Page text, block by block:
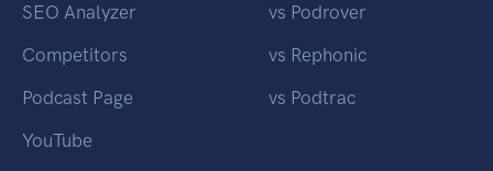
SEO Analyzer
Competitors
Podcast Page
YouTube
vs Podrover
vs Rephonic
vs Podtrac